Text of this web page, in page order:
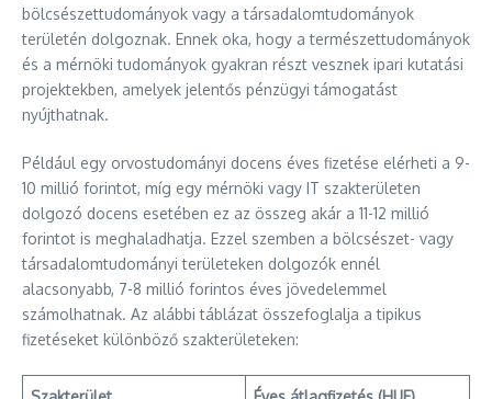
bölcsészettudományok vagy a társadalomtudományok
területén dolgoznak. Ennek oka, hogy a természettudományok
és a mérnöki tudományok gyakran részt vesznek ipari kutatási
projektekben, amelyek jelentős pénzügyi támogatást
nyújthatnak.
Például egy orvostudományi docens éves fizetése elérheti a 9-
10 millió forintot, míg egy mérnöki vagy IT szakterületen
dolgozó docens esetében ez az összeg akár a 11-12 millió
forintot is meghaladhatja. Ezzel szemben a bölcsészet- vagy
társadalomtudományi területeken dolgozók ennél
alacsonyabb, 7-8 millió forintos éves jövedelemmel
számolhatnak. Az alábbi táblázat összefoglalja a tipikus
fizetéseket különböző szakterületeken: